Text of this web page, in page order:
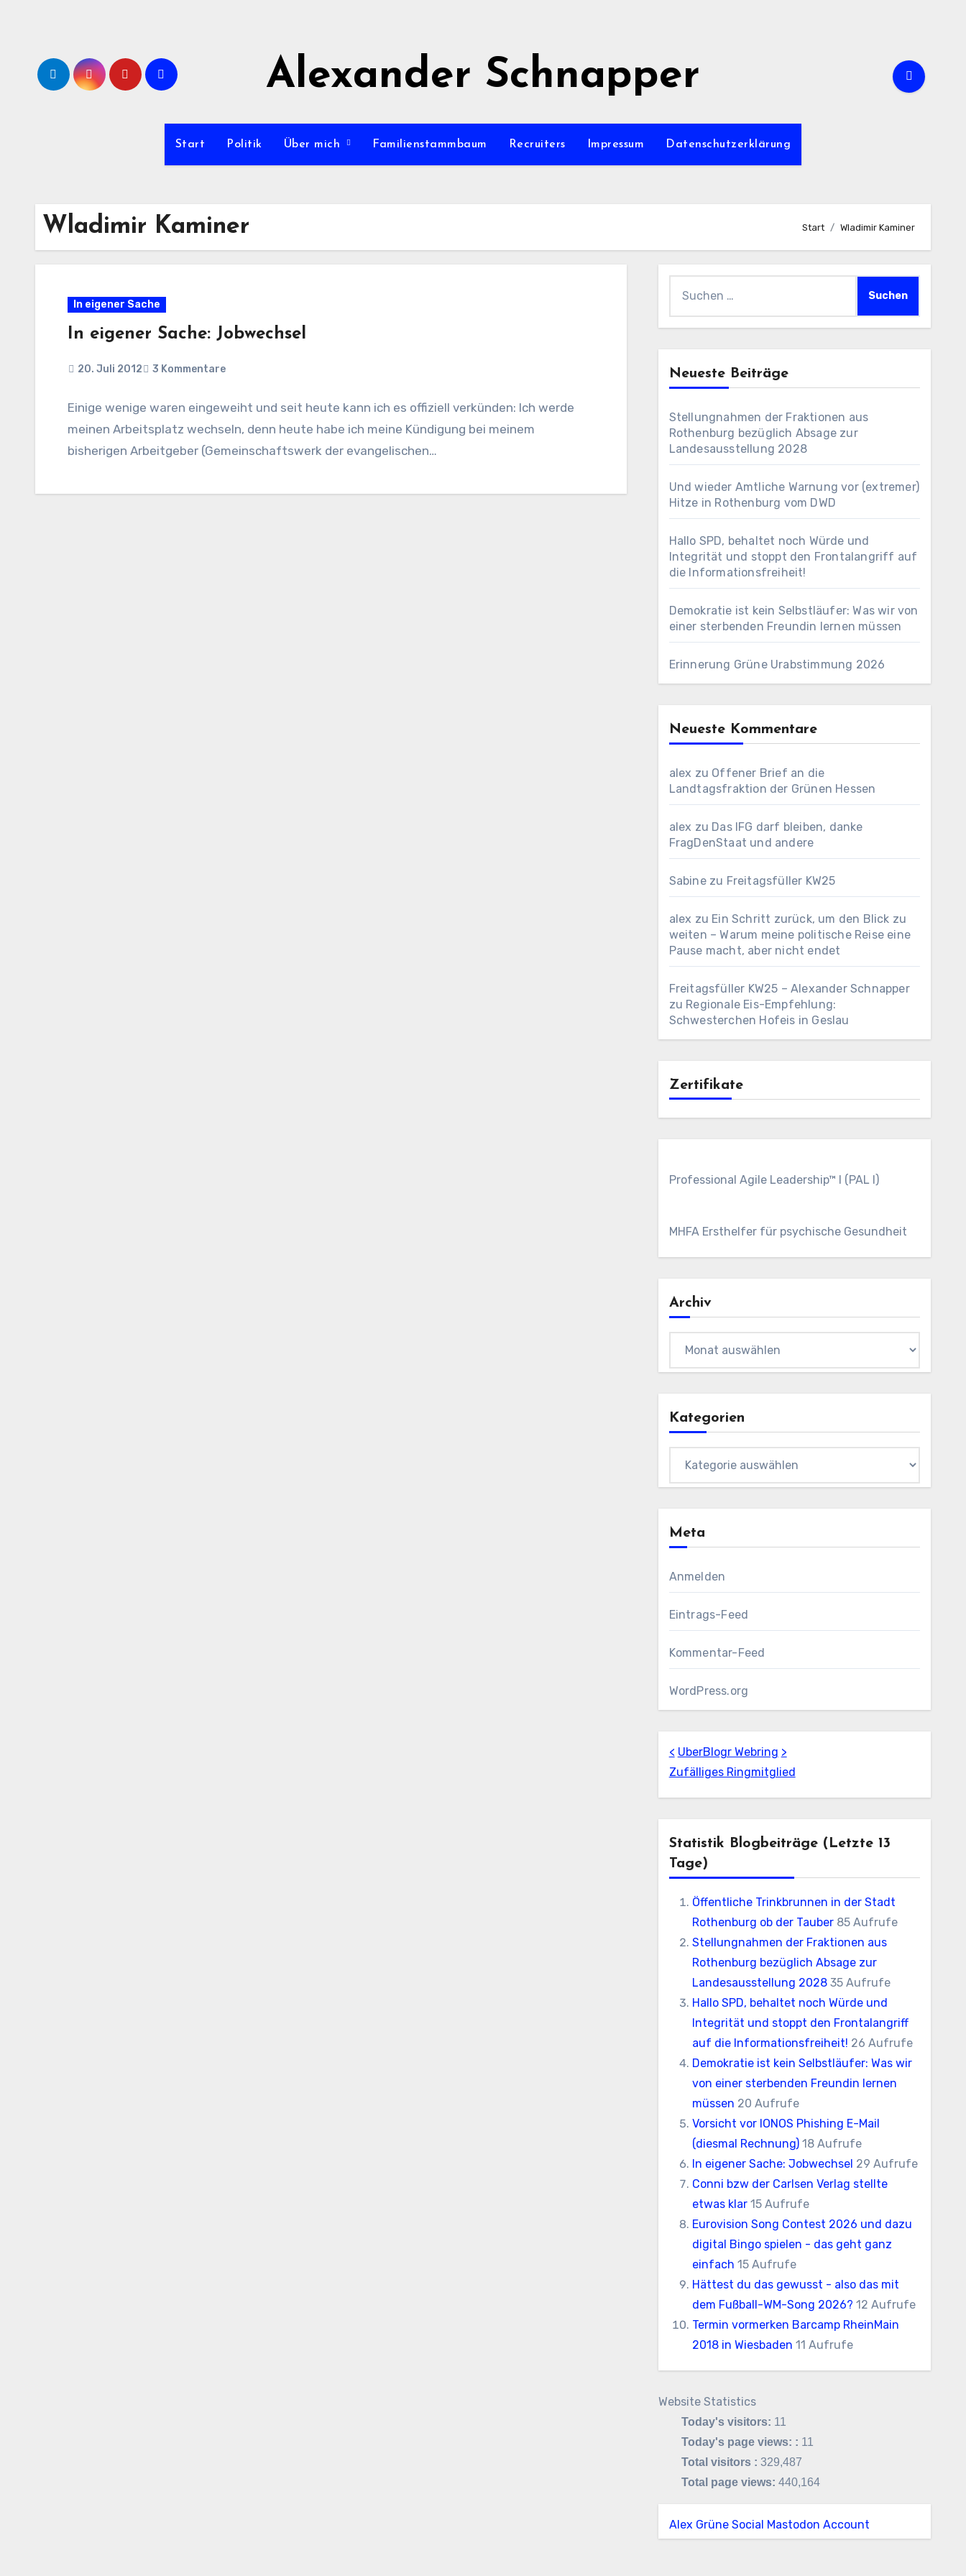
Alexander Schnapper
Start Politik Über mich Familienstammbaum Recruiters Impressum Datenschutzerklärung
Wladimir Kaminer Start Wladimir Kaminer
In eigener Sache
In eigener Sache: Jobwechsel
20. Juli 2012 3 Kommentare
Einige wenige waren eingeweiht und seit heute kann ich es offiziell verkünden: Ich werde
meinen Arbeitsplatz wechseln, denn heute habe ich meine Kündigung bei meinem
bisherigen Arbeitgeber (Gemeinschaftswerk der evangelischen…
nach:
Neueste Beiträge
Stellungnahmen der Fraktionen aus
Rothenburg bezüglich Absage zur
Landesausstellung 2028
Und wieder Amtliche Warnung vor (extremer)
Hitze in Rothenburg vom DWD
Hallo SPD, behaltet noch Würde und
Integrität und stoppt den Frontalangriff auf
die Informationsfreiheit!
Demokratie ist kein Selbstläufer: Was wir von
einer sterbenden Freundin lernen müssen
Erinnerung Grüne Urabstimmung 2026
Neueste Kommentare
alex zu Offener Brief an die
Landtagsfraktion der Grünen Hessen
alex zu Das IFG darf bleiben, danke
FragDenStaat und andere
Sabinezu Freitagsfüller KW25
alex zu Ein Schritt zurück, um den Blick zu
weiten – Warum meine politische Reise eine
Pause macht, aber nicht endet
Freitagsfüller KW25 – Alexander Schnapper
zu Regionale Eis-Empfehlung:
Schwesterchen Hofeis in Geslau
Zertifikate
Professional Agile Leadership™ I (PAL I)
MHFA Ersthelfer für psychische Gesundheit
Archiv
Kategorien
Meta
Anmelden
Eintrags-Feed
Kommentar-Feed
WordPress.org
< UberBlogr Webring >
Zufälliges Ringmitglied
Statistik Blogbeiträge (letzte 13
Tage)
Öffentliche Trinkbrunnen in der Stadt
Rothenburg ob der Tauber 85 Aufrufe
Stellungnahmen der Fraktionen aus
Rothenburg bezüglich Absage zur
Landesausstellung 2028 35 Aufrufe
Hallo SPD, behaltet noch Würde und
Integrität und stoppt den Frontalangriff
auf die Informationsfreiheit! 26 Aufrufe
Demokratie ist kein Selbstläufer: Was wir
von einer sterbenden Freundin lernen
müssen 20 Aufrufe
Vorsicht vor IONOS Phishing E-Mail
(diesmal Rechnung) 18 Aufrufe
In eigener Sache: Jobwechsel 29 Aufrufe
Conni bzw der Carlsen Verlag stellte
etwas klar 15 Aufrufe
Eurovision Song Contest 2026 und dazu
digital Bingo spielen - das geht ganz
einfach 15 Aufrufe
Hättest du das gewusst - also das mit
dem Fußball-WM-Song 2026? 12 Aufrufe
Termin vormerken Barcamp RheinMain
2018 in Wiesbaden 11 Aufrufe
Website Statistics
Today's visitors: 11
Today's page views: : 11
Total visitors : 329,487
Total page views: 440,164
Alex Grüne Social Mastodon Account